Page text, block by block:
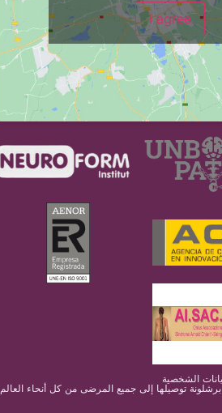
I agree
توصيلها إلى جميع المرضى من كل أنحاء العالم